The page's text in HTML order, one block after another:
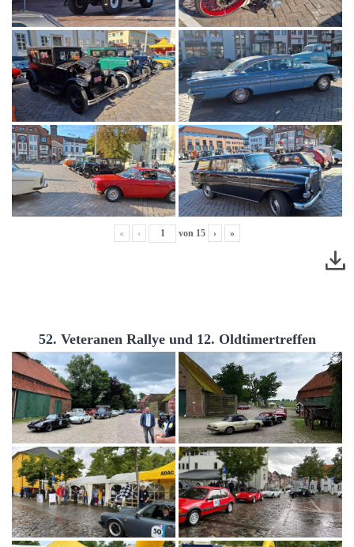
« ‹ von 15 › »
52. Veteranen Rallye und 12. Oldtimertreffen